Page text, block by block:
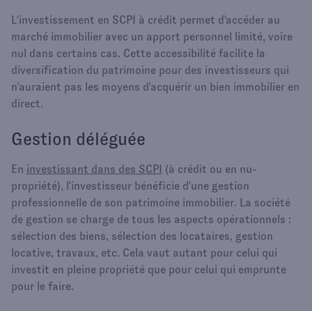
L'investissement en SCPI à crédit permet d'accéder au
marché immobilier avec un apport personnel limité, voire
nul dans certains cas. Cette accessibilité facilite la
diversification du patrimoine pour des investisseurs qui
n'auraient pas les moyens d'acquérir un bien immobilier en
direct.
Gestion déléguée
En investissant dans des SCPI (à crédit ou en nu-
propriété), l'investisseur bénéficie d'une gestion
professionnelle de son patrimoine immobilier. La société
de gestion se charge de tous les aspects opérationnels :
sélection des biens, sélection des locataires, gestion
locative, travaux, etc. Cela vaut autant pour celui qui
investit en pleine propriété que pour celui qui emprunte
pour le faire.